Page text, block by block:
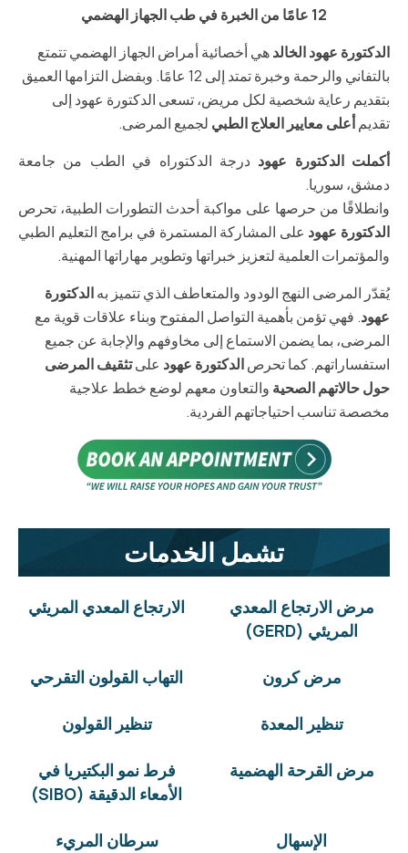
12 عامًا من الخبرة في طب الجهاز الهضمي
الدكتورة عهود الخالدهي أخصائية أمراض الجهاز الهضمي تتمتع
بالتفاني والرحمة وخبرة تمتد إلى 12 عامًا. وبفضل التزامها العميق
بتقديم رعاية شخصية لكل مريض، تسعى الدكتورة عهود إلى
تقديمأعلى معايير العلاج الطبي لجميع المرضى.
أكملت الدكتورة عهود درجة الدكتوراه في الطب من جامعة
دمشق، سوريا.
وانطلاقًا من حرصها على مواكبة أحدث التطورات الطبية، تحرص
الدكتورة عهود على المشاركة المستمرة في برامج التعليم الطبي
والمؤتمرات العلمية لتعزيز خبراتها وتطوير مهاراتها المهنية.
يُقدّر المرضى النهج الودود والمتعاطف الذي تتميز بهالدكتورة
عهود. فهي تؤمن بأهمية التواصل المفتوح وبناء علاقات قوية مع
المرضى، بما يضمن الاستماع إلى مخاوفهم والإجابة عن جميع
استفساراتهم. كما تحرصالدكتورة عهود علىتثقيف المرضى
حول حالاتهم الصحية والتعاون معهم لوضع خطط علاجية
مخصصة تناسب احتياجاتهم الفردية.
تشمل الخدمات
مرض الارتجاع المعدي
المريئي (GERD)
الارتجاع المعدي المريئي
مرض كرون التهاب القولون التقرحي
تنظير المعدة تنظير القولون
مرض القرحة الهضمية
فرط نمو البكتيريا في
الأمعاء الدقيقة (SIBO)
الإسهال سرطان المريء